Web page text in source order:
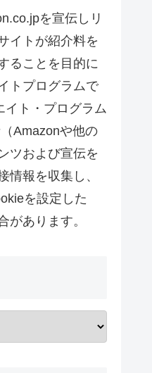
を宣伝しリ
イトが紹介料を
ることを目的に
トプログラムで
イト・プログラム
Amazonや他の
ツおよび宣伝を
情報を収集し、
を設定した
があります。